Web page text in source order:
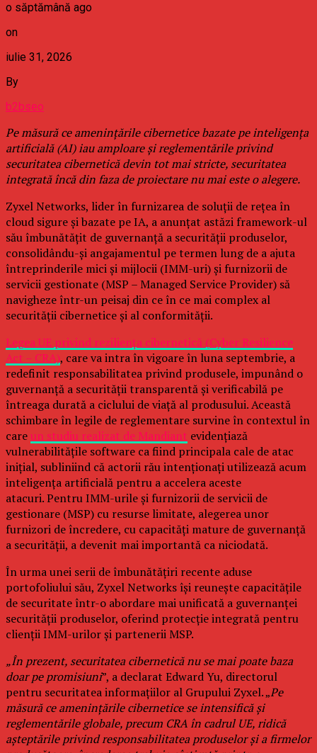
o săptămână ago
on
iulie 31, 2026
By
b2bseo
Pe măsură ce amenințările cibernetice bazate pe inteligența
artificială (AI) iau amploare și reglementările privind
securitatea cibernetică devin tot mai stricte, securitatea
integrată încă din faza de proiectare nu mai este o alegere.
Zyxel Networks, lider în furnizarea de soluții de rețea în
cloud sigure și bazate pe IA, a anunțat astăzi framework-ul
său îmbunătățit de guvernanță a securității produselor,
consolidându-și angajamentul pe termen lung de a ajuta
întreprinderile mici și mijlocii (IMM-uri) și furnizorii de
servicii gestionate (MSP – Managed Service Provider) să
navigheze într-un peisaj din ce în ce mai complex al
securității cibernetice și al conformității.
Legea UE privind reziliența cibernetică (Cyber Resilience
Act – CRA), care va intra în vigoare în luna septembrie, a
redefinit responsabilitatea privind produsele, impunând o
guvernanță a securității transparentă și verificabilă pe
întreaga durată a ciclului de viață al produsului. Această
schimbare în legile de reglementare survine în contextul în
careun studiu realizat de Mandiant evidențiază
vulnerabilitățile software ca fiind principala cale de atac
inițial, subliniind că actorii rău intenționați utilizează acum
inteligența artificială pentru a accelera aceste
atacuri. Pentru IMM-urile și furnizorii de servicii de
gestionare (MSP) cu resurse limitate, alegerea unor
furnizori de încredere, cu capacități mature de guvernanță
a securității, a devenit mai importantă ca niciodată.
În urma unei serii de îmbunătățiri recente aduse
portofoliului său, Zyxel Networks își reunește capacitățile
de securitate într-o abordare mai unificată a guvernanței
securității produselor, oferind protecție integrată pentru
clienții IMM-urilor și partenerii MSP.
„În prezent, securitatea cibernetică nu se mai poate baza
doar pe promisiuni”, a declarat Edward Yu, directorul
pentru securitatea informațiilor al Grupului Zyxel. „Pe
măsură ce amenințările cibernetice se intensifică și
reglementările globale, precum CRA în cadrul UE, ridică
așteptările privind responsabilitatea produselor și a firmelor